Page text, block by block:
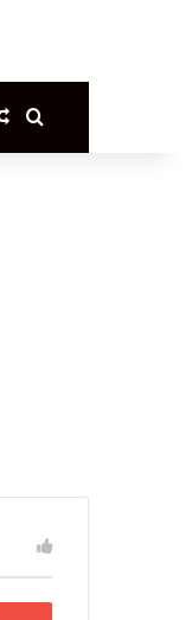
Article Aléatoire